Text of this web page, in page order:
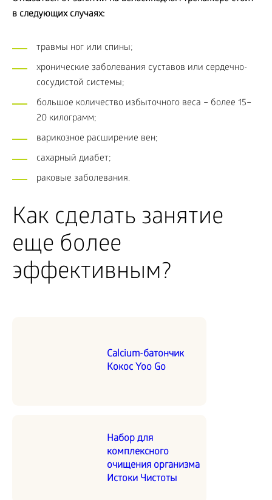
в следующих случаях:
травмы ног или спины;
хронические заболевания суставов или сердечно-
сосудистой системы;
большое количество избыточного веса – более 15–
20 килограмм;
варикозное расширение вен;
сахарный диабет;
раковые заболевания.
Как сделать занятие
еще более
эффективным?
Calcium-батончик
Кокос Yoo Go
Набор для
комплексного
очищения организма
Истоки Чистоты